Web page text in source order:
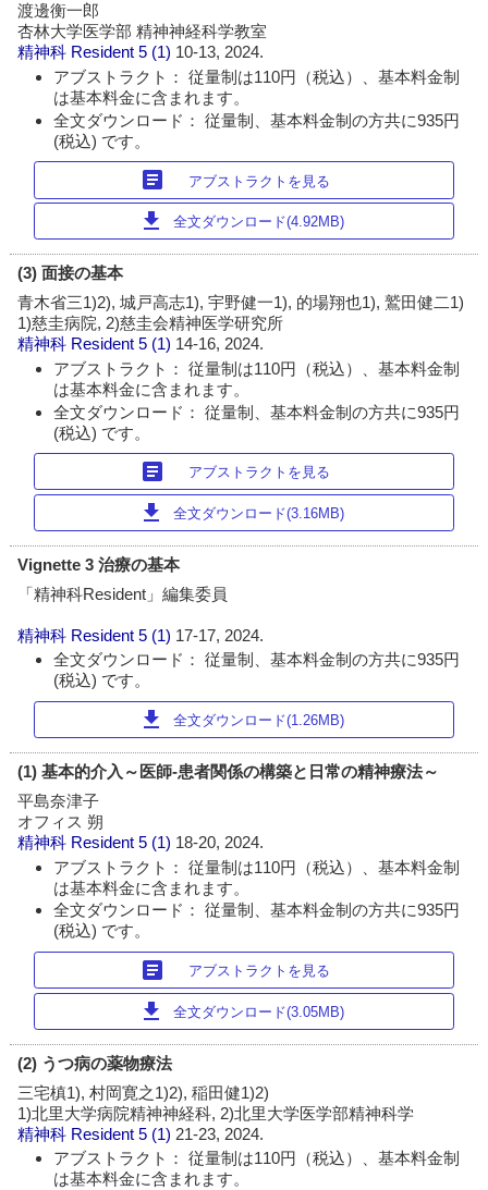
渡邊衡一郎
杏林大学医学部 精神神経科学教室
精神科 Resident 5 (1) 10-13, 2024.
アブストラクト： 従量制は110円（税込）、基本料金制
は基本料金に含まれます。
全文ダウンロード： 従量制、基本料金制の方共に935円
(税込) です。
article アブストラクトを見る
download 全文ダウンロード(4.92MB)
(3) 面接の基本
青木省三1)2), 城戸高志1), 宇野健一1), 的場翔也1), 鷲田健二1)
1)慈圭病院, 2)慈圭会精神医学研究所
精神科 Resident 5 (1) 14-16, 2024.
アブストラクト： 従量制は110円（税込）、基本料金制
は基本料金に含まれます。
全文ダウンロード： 従量制、基本料金制の方共に935円
(税込) です。
article アブストラクトを見る
download 全文ダウンロード(3.16MB)
Vignette 3 治療の基本
「精神科Resident」編集委員
精神科 Resident 5 (1) 17-17, 2024.
全文ダウンロード： 従量制、基本料金制の方共に935円
(税込) です。
download 全文ダウンロード(1.26MB)
(1) 基本的介入～医師-患者関係の構築と日常の精神療法～
平島奈津子
オフィス 朔
精神科 Resident 5 (1) 18-20, 2024.
アブストラクト： 従量制は110円（税込）、基本料金制
は基本料金に含まれます。
全文ダウンロード： 従量制、基本料金制の方共に935円
(税込) です。
article アブストラクトを見る
download 全文ダウンロード(3.05MB)
(2) うつ病の薬物療法
三宅槙1), 村岡寛之1)2), 稲田健1)2)
1)北里大学病院精神神経科, 2)北里大学医学部精神科学
精神科 Resident 5 (1) 21-23, 2024.
アブストラクト： 従量制は110円（税込）、基本料金制
は基本料金に含まれます。